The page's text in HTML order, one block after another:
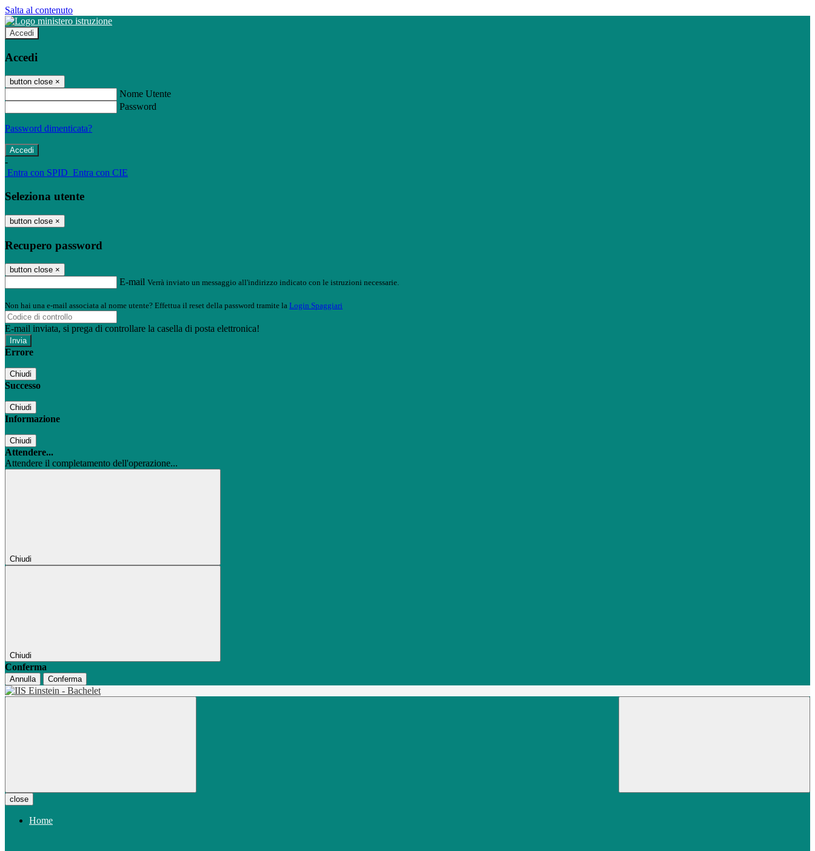
Salta al contenuto
Accedi
Accedi
button close ×
Nome Utente
Password
Password dimenticata?
-
Entra con SPID Entra con CIE
Seleziona utente
button close ×
Recupero password
button close ×
E-mail Verrà inviato un messaggio all'indirizzo indicato con le istruzioni necessarie.
Non hai una e-mail associata al nome utente? Effettua il reset della password tramite la Login Spaggiari
E-mail inviata, si prega di controllare la casella di posta elettronica!
Errore
Chiudi
Successo
Chiudi
Informazione
Chiudi
Attendere...
Attendere il completamento dell'operazione...
Chiudi
Chiudi
Conferma
Annulla Conferma
close
Home